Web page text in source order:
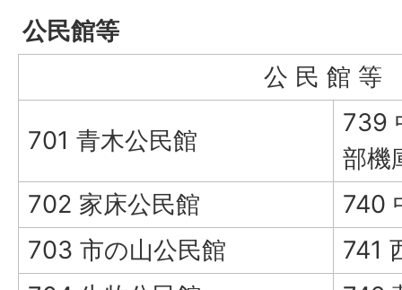
公民館等
公 民 館 等
701 青木公民館
739
部機
702 家床公民館
740
703 市の山公民館
741